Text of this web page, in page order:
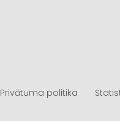
Privātuma politika